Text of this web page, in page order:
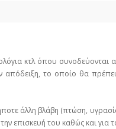
κτλ όπου
το οποίο θα
άλλη βλάβη (πτώση,
επισκευή του καθώς και για